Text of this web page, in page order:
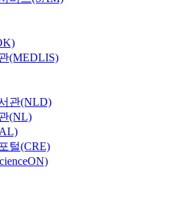
(MEDLIS)
관(NLD)
(NL)
털(CRE)